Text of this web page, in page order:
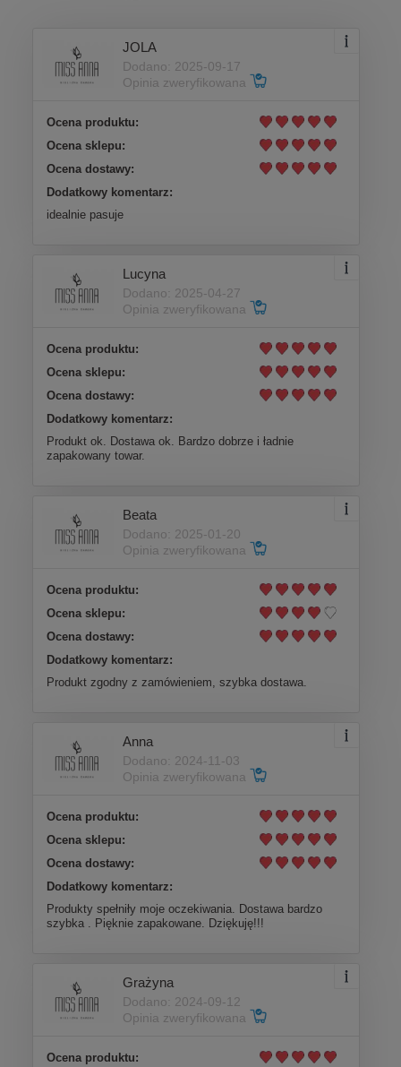
JOLA
Dodano: 2025-09-17
Opinia zweryfikowana
Ocena produktu:
Ocena sklepu:
Ocena dostawy:
Dodatkowy komentarz:
idealnie pasuje
Lucyna
Dodano: 2025-04-27
Opinia zweryfikowana
Ocena produktu:
Ocena sklepu:
Ocena dostawy:
Dodatkowy komentarz:
Produkt ok. Dostawa ok. Bardzo dobrze i ładnie
zapakowany towar.
Beata
Dodano: 2025-01-20
Opinia zweryfikowana
Ocena produktu:
Ocena sklepu:
Ocena dostawy:
Dodatkowy komentarz:
Produkt zgodny z zamówieniem, szybka dostawa.
Anna
Dodano: 2024-11-03
Opinia zweryfikowana
Ocena produktu:
Ocena sklepu:
Ocena dostawy:
Dodatkowy komentarz:
Produkty spełniły moje oczekiwania. Dostawa bardzo
szybka . Pięknie zapakowane. Dziękuję!!!
Grażyna
Dodano: 2024-09-12
Opinia zweryfikowana
Ocena produktu: